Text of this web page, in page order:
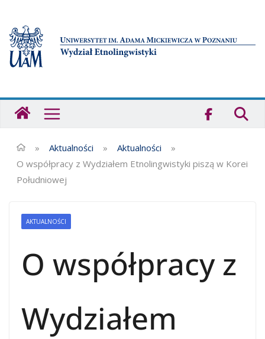
treści
» Aktualności » Aktualności
»
O współpracy z Wydziałem Etnolingwistyki piszą w Korei
Południowej
AKTUALNOŚCI
O współpracy z
Wydziałem